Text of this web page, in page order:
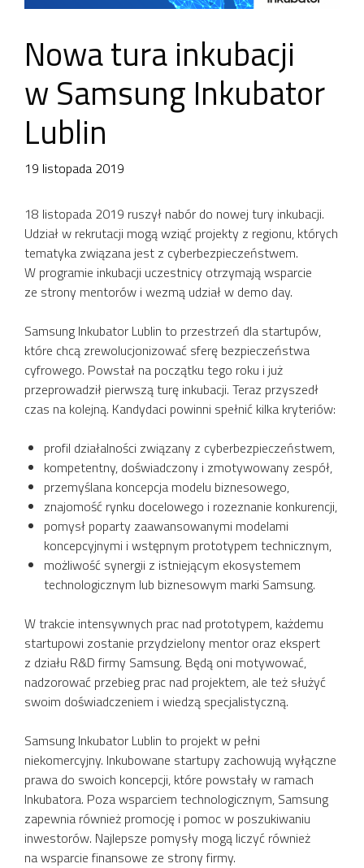
Nowa tura inkubacji
w Samsung Inkubator
Lublin
19 listopada 2019
18 listopada 2019 ruszył nabór do nowej tury inkubacji.
Udział w rekrutacji mogą wziąć projekty z regionu, których
tematyka związana jest z cyberbezpieczeństwem.
W programie inkubacji uczestnicy otrzymają wsparcie
ze strony mentorów i wezmą udział w demo day.
Samsung Inkubator Lublin to przestrzeń dla startupów,
które chcą zrewolucjonizować sferę bezpieczeństwa
cyfrowego. Powstał na początku tego roku i już
przeprowadził pierwszą turę inkubacji. Teraz przyszedł
czas na kolejną. Kandydaci powinni spełnić kilka kryteriów:
profil działalności związany z cyberbezpieczeństwem,
kompetentny, doświadczony i zmotywowany zespół,
przemyślana koncepcja modelu biznesowego,
znajomość rynku docelowego i rozeznanie konkurencji,
pomysł poparty zaawansowanymi modelami
koncepcyjnymi i wstępnym prototypem technicznym,
możliwość synergii z istniejącym ekosystemem
technologicznym lub biznesowym marki Samsung.
W trakcie intensywnych prac nad prototypem, każdemu
startupowi zostanie przydzielony mentor oraz ekspert
z działu R&D firmy Samsung. Będą oni motywować,
nadzorować przebieg prac nad projektem, ale też służyć
swoim doświadczeniem i wiedzą specjalistyczną.
Samsung Inkubator Lublin to projekt w pełni
niekomercyjny. Inkubowane startupy zachowują wyłączne
prawa do swoich koncepcji, które powstały w ramach
Inkubatora. Poza wsparciem technologicznym, Samsung
zapewnia również promocję i pomoc w poszukiwaniu
inwestorów. Najlepsze pomysły mogą liczyć również
na wsparcie finansowe ze strony firmy.